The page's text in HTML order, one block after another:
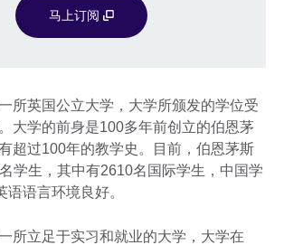
马上订阅
所英国公立大学，大学所颁发的学位受
大学的前身是100多年前创立的伯恩茅
超过100年的教学史。目前，伯恩茅斯
学生，其中有2610名国际学生，中国学
语言环境良好。
所立足于实习和就业的大学，大学在